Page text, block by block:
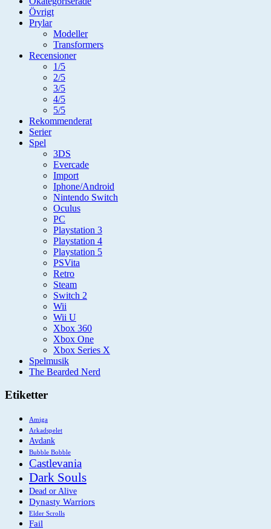
Övrigt
Prylar
Modeller
Transformers
Recensioner
1/5
2/5
3/5
4/5
5/5
Rekommenderat
Serier
Spel
3DS
Evercade
Import
Iphone/Android
Nintendo Switch
Oculus
PC
Playstation 3
Playstation 4
Playstation 5
PSVita
Retro
Steam
Switch 2
Wii
Wii U
Xbox 360
Xbox One
Xbox Series X
Spelmusik
The Bearded Nerd
Etiketter
Amiga
Arkadspelet
Avdank
Bubble Bobble
Castlevania
Dark Souls
Dead or Alive
Dynasty Warriors
Elder Scrolls
Fail